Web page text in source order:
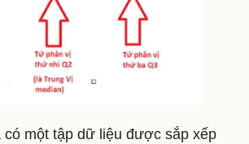
có một tập dữ liệu được sắp xếp